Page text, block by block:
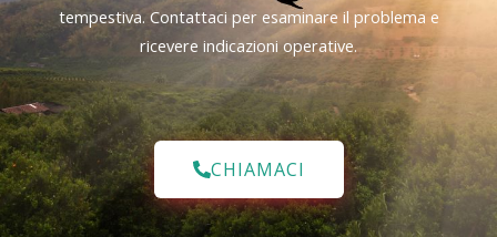
tempestiva. Contattaci per esaminare il problema e
ricevere indicazioni operative.
CHIAMACI